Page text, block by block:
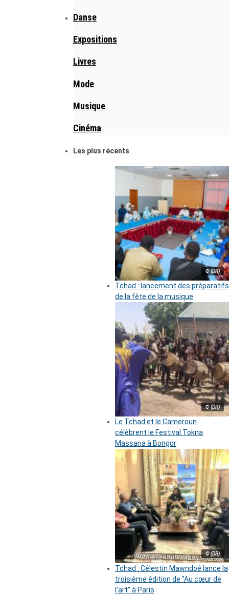
Danse
Expositions
Livres
Mode
Musique
Cinéma
Les plus récents
© (DR)
Tchad : lancement des préparatifs
de la fête de la musique
© (DR)
Le Tchad et le Cameroun
célèbrent le Festival Tokna
Massana à Bongor
© (DR)
Tchad : Célestin Mawndoé lance la
troisième édition de ‘’Au cœur de
l’art’’ à Paris